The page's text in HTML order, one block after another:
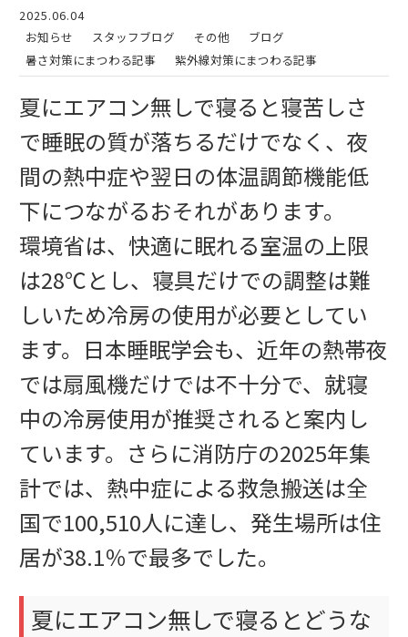
2025.06.04
お知らせ
スタッフブログ その他
ブログ
暑さ対策にまつわる記事
紫外線対策にまつわる記事
夏にエアコン無しで寝ると寝苦しさ
で睡眠の質が落ちるだけでなく、夜
間の熱中症や翌日の体温調節機能低
下につながるおそれがあります。
環境省は、快適に眠れる室温の上限
は28℃とし、寝具だけでの調整は難
しいため冷房の使用が必要としてい
ます。日本睡眠学会も、近年の熱帯夜
では扇風機だけでは不十分で、就寝
中の冷房使用が推奨されると案内し
ています。さらに消防庁の2025年集
計では、熱中症による救急搬送は全
国で100,510人に達し、発生場所は住
居が38.1％で最多でした。
夏にエアコン無しで寝るとどうな